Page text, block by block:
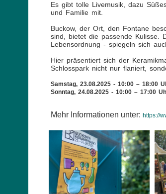
Es gibt tolle Livemusik, dazu
und Familie mit.
Buckow, der Ort, den Fontane
sind, bietet die passende Kulisse.
Lebensordnung - spiegeln sich
Hier präsentiert sich der
Schlosspark nicht nur flaniert,
Samstag, 23.08.2025 - 10:00 – 18:00
Sonntag, 24.08.2025 - 10:00 – 17:00
Mehr Informationen unter: https://